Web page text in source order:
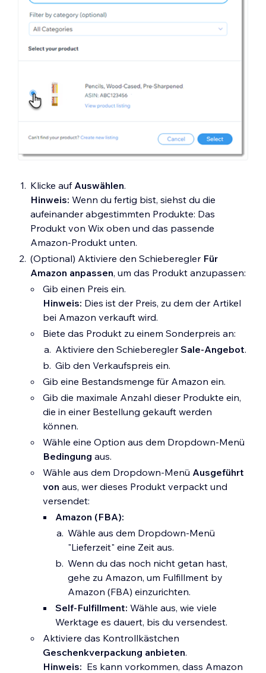
Klicke auf Auswählen.
Hinweis: Wenn du fertig bist, siehst du die
aufeinander abgestimmten Produkte: Das
Produkt von Wix oben und das passende
Amazon-Produkt unten.
(Optional) Aktiviere den Schieberegler Für
Amazon anpassen, um das Produkt anzupassen:
Gib einen Preis ein.
Hinweis: Dies ist der Preis, zu dem der Artikel
bei Amazon verkauft wird.
Biete das Produkt zu einem Sonderpreis an:
Aktiviere den SchiebereglerSale-Angebot.
Gib den Verkaufspreis ein.
Gib eine Bestandsmenge für Amazon ein.
Gib die maximale Anzahl dieser Produkte ein,
die in einer Bestellung gekauft werden
können.
Wähle eine Option aus dem Dropdown-Menü
Bedingung aus.
Wähle aus dem Dropdown-Menü Ausgeführt
von aus, wer dieses Produkt verpackt und
versendet:
Amazon (FBA):
Wähle aus dem Dropdown-Menü
"Lieferzeit" eine Zeit aus.
Wenn du das noch nicht getan hast,
gehe zu Amazon, um Fulfillment by
Amazon (FBA) einzurichten.
Self-Fulfillment: Wähle aus, wie viele
Werktage es dauert, bis du versendest.
Aktiviere das Kontrollkästchen
Geschenkverpackung anbieten.
Hinweis: Es kann vorkommen, dass Amazon